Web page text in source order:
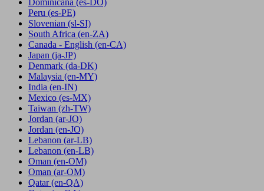
Dominicana (es-DO)
Peru (es-PE)
Slovenian (sl-SI)
South Africa (en-ZA)
Canada - English (en-CA)
Japan (ja-JP)
Denmark (da-DK)
Malaysia (en-MY)
India (en-IN)
Mexico (es-MX)
Taiwan (zh-TW)
Jordan (ar-JO)
Jordan (en-JO)
Lebanon (ar-LB)
Lebanon (en-LB)
Oman (en-OM)
Oman (ar-OM)
Qatar (en-QA)